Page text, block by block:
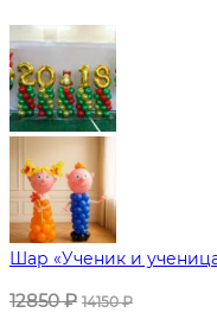
Шар «Ученик и
12850₽ 14150₽